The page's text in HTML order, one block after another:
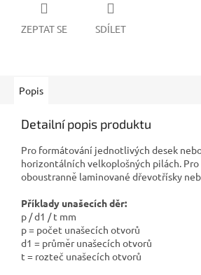
ZEPTAT SE SDÍLET
Popis
Detailní popis produktu
Pro formátování jednotlivých desek
horizontálních velkoplošných pilách.
oboustranně laminované dřevotřísky
Příklady unašecích děr:
p / d1 / t mm
p = počet unašecích otvorů
d1 = průměr unašecích otvorů
t = rozteč unašecích otvorů